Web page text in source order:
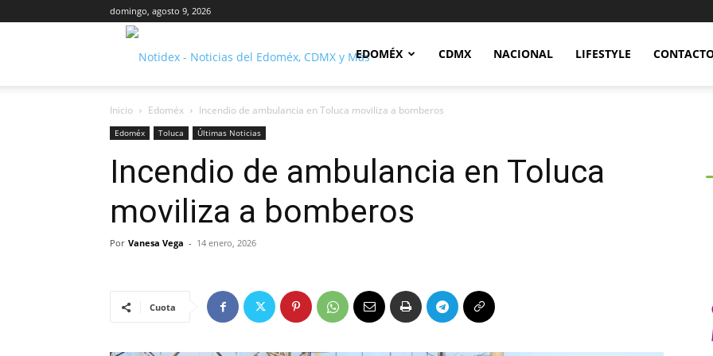
domingo, agosto 9, 2026
Notidex
EDOMÉX CDMX NACIONAL LIFESTYLE
Inicio Edoméx Incendio de ambulancia en Toluca moviliza a bomberos
Edoméx Toluca Últimas Noticias
Incendio de ambulancia en Toluca
moviliza a bomberos
Por Vanesa Vega - 14 enero, 2026
Cuota